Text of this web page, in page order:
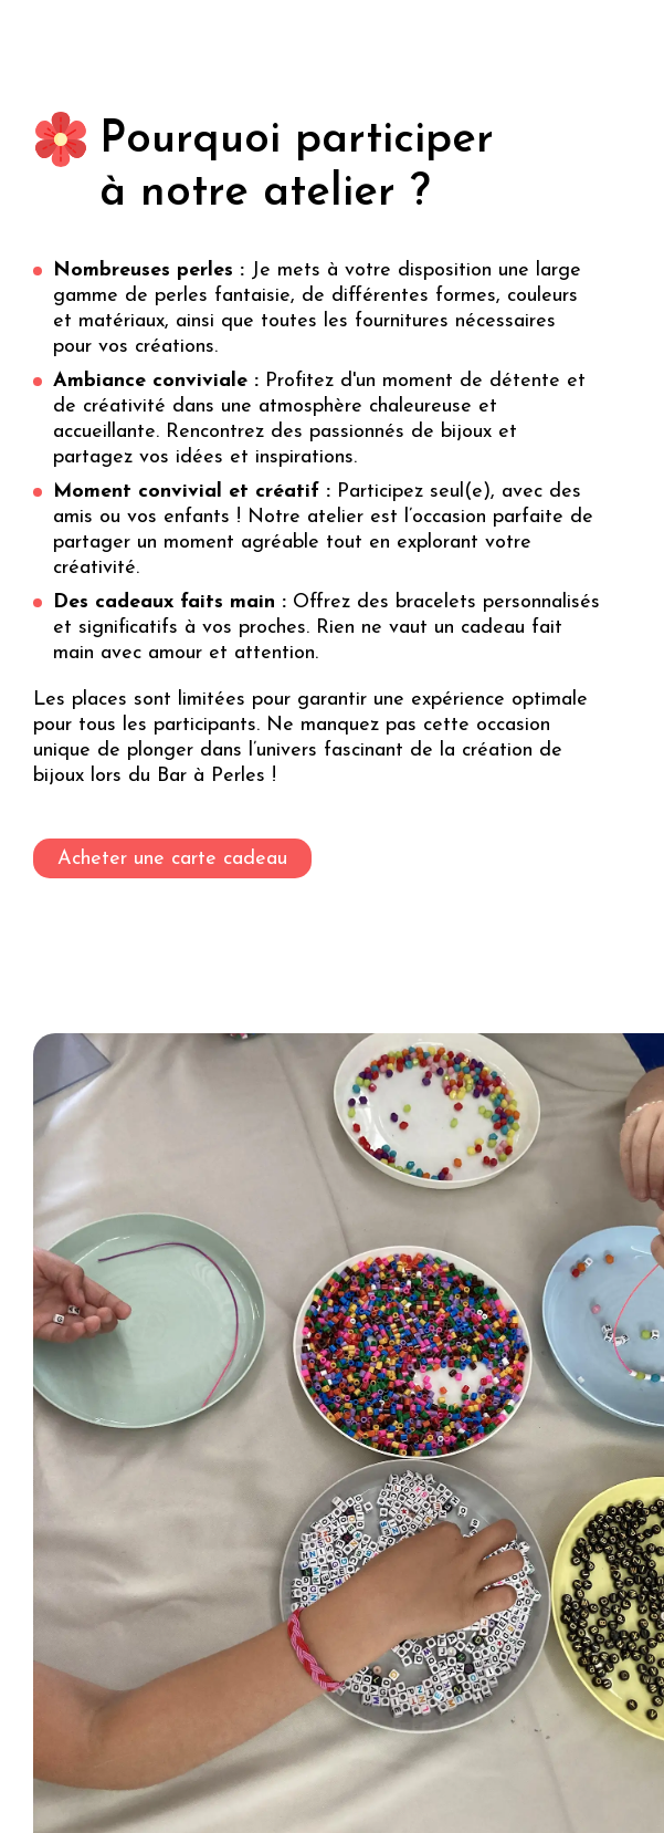
Pourquoi participer
à notre atelier ?
Nombreuses perles : Je mets à votre disposition une large
gamme de perles fantaisie, de différentes formes, couleurs
et matériaux, ainsi que toutes les fournitures nécessaires
pour vos créations.
Ambiance conviviale : Profitez d'un moment de détente et
de créativité dans une atmosphère chaleureuse et
accueillante. Rencontrez des passionnés de bijoux et
partagez vos idées et inspirations.
Moment convivial et créatif : Participez seul(e), avec des
amis ou vos enfants ! Notre atelier est l’occasion parfaite de
partager un moment agréable tout en explorant votre
créativité.
Des cadeaux faits main : Offrez des bracelets personnalisés
et significatifs à vos proches. Rien ne vaut un cadeau fait
main avec amour et attention.
Les places sont limitées pour garantir une expérience optimale
pour tous les participants. Ne manquez pas cette occasion
unique de plonger dans l’univers fascinant de la création de
bijoux lors du Bar à Perles !
Acheter une carte cadeau